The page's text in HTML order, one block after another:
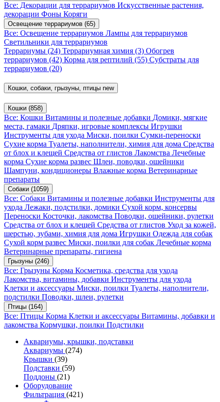
Все: Декорации для террариумов Искусственные растения,
декорации Фоны Коряги
Освещение террариумов (65)
Все: Освещение террариумов Лампы для террариумов
Светильники для террариумов
Террариумы (24) Террариумная химия (3) Обогрев
террариумов (42) Корма для рептилий (55) Субстраты для
террариумов (20)
Кошки, собаки, грызуны, птицы new
Кошки (858)
Все: Кошки Витамины и полезные добавки Домики, мягкие
места, гамаки Дряпки, игровые комплексы Игрушки
Инструменты для ухода Миски, поилки Сумки-переноски
Сухие корма Туалеты, наполнители, химия для дома Средства
от блох и клещей Средства от глистов Лакомства Лечебные
корма Сухие корма развес Шлеи, поводки, ошейники
Шампуни, кондиционеры Влажные корма Ветеринарные
препараты
Собаки (1059)
Все: Собаки Витамины и полезные добавки Инструменты для
ухода Лежаки, подстилки, домики Сухой корм, консервы
Переноски Косточки, лакомства Поводки, ошейники, рулетки
Средства от блох и клещей Средства от глистов Уход за кожей,
шерстью, зубами, химия для дома Игрушки Одежда для собак
Сухой корм развес Миски, поилки для собак Лечебные корма
Ветеринарные препараты, гигиена
Грызуны (246)
Все: Грызуны Корма Косметика, средства для ухода
Лакомства, витамины, добавки Инструменты для ухода
Клетки и аксессуары Миски, поилки Туалеты, наполнители,
подстилки Поводки, шлеи, рулетки
Птицы (164)
Все: Птицы Корма Клетки и аксессуары Витамины, добавки и
лакомства Кормушки, поилки Подстилки
Аквариумы, крышки, подставки
Аквариумы (274)
Крышки (39)
Подставки (59)
Поддоны (21)
Оборудование
Фильтрация (421)